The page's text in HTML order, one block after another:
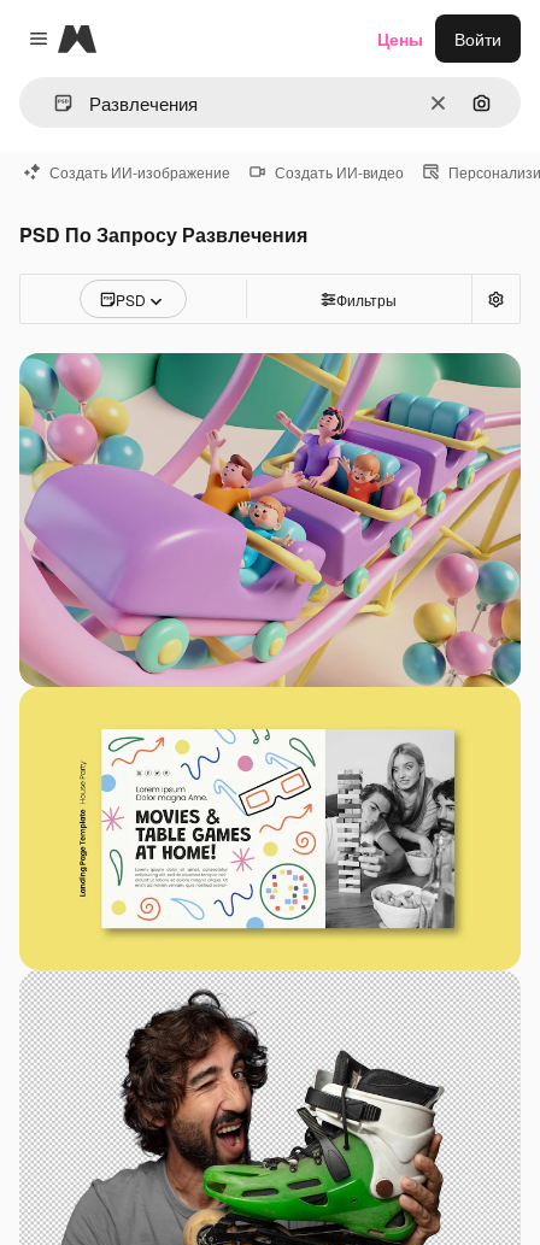
Close menu
Magnific
ОчиститьПоиск
Цены Войти
Создать ИИ-изображение Создать ИИ-видео
PSD По Запросу Развлечения
PSD Фильтры